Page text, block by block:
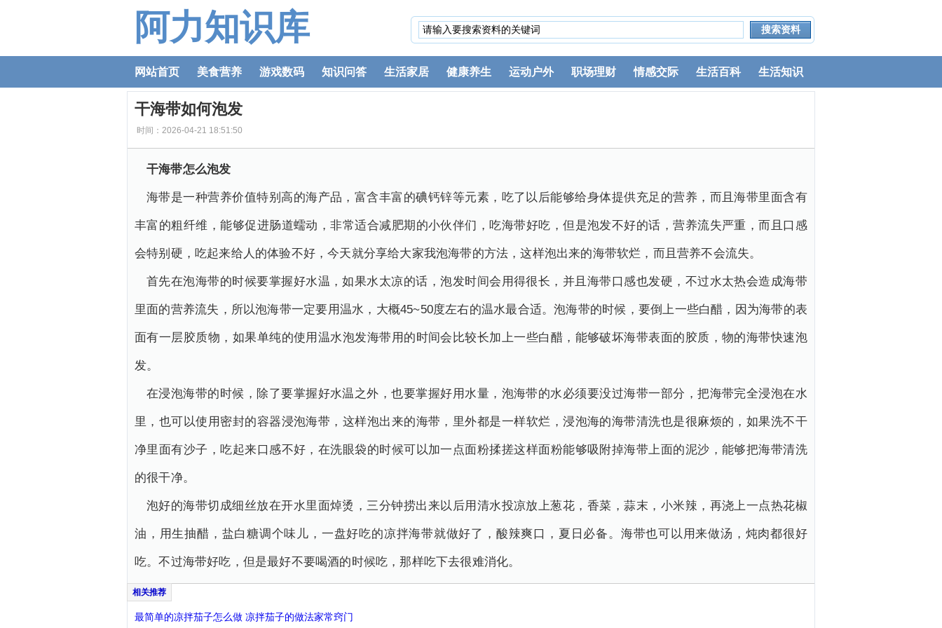
阿力知识库
网站首页 美食营养 游戏数码 知识问答 生活家居 健康养生 运动户外 职场理财 情感交际 生活百科 生活知识
干海带如何泡发
时间：2026-04-21 18:51:50
干海带怎么泡发
海带是一种营养价值特别高的海产品，富含丰富的碘钙锌等元素，吃了以后能够给身体提供充足的营养，而且海带里面含有
丰富的粗纤维，能够促进肠道蠕动，非常适合减肥期的小伙伴们，吃海带好吃，但是泡发不好的话，营养流失严重，而且口感
会特别硬，吃起来给人的体验不好，今天就分享给大家我泡海带的方法，这样泡出来的海带软烂，而且营养不会流失。
首先在泡海带的时候要掌握好水温，如果水太凉的话，泡发时间会用得很长，并且海带口感也发硬，不过水太热会造成海带
里面的营养流失，所以泡海带一定要用温水，大概45~50度左右的温水最合适。泡海带的时候，要倒上一些白醋，因为海带的表
面有一层胶质物，如果单纯的使用温水泡发海带用的时间会比较长加上一些白醋，能够破坏海带表面的胶质，物的海带快速泡
发。
在浸泡海带的时候，除了要掌握好水温之外，也要掌握好用水量，泡海带的水必须要没过海带一部分，把海带完全浸泡在水
里，也可以使用密封的容器浸泡海带，这样泡出来的海带，里外都是一样软烂，浸泡海的海带清洗也是很麻烦的，如果洗不干
净里面有沙子，吃起来口感不好，在洗眼袋的时候可以加一点面粉揉搓这样面粉能够吸附掉海带上面的泥沙，能够把海带清洗
的很干净。
泡好的海带切成细丝放在开水里面焯烫，三分钟捞出来以后用清水投凉放上葱花，香菜，蒜末，小米辣，再浇上一点热花椒
油，用生抽醋，盐白糖调个味儿，一盘好吃的凉拌海带就做好了，酸辣爽口，夏日必备。海带也可以用来做汤，炖肉都很好
吃。不过海带好吃，但是最好不要喝酒的时候吃，那样吃下去很难消化。
最简单的凉拌茄子怎么做 凉拌茄子的做法家常窍门